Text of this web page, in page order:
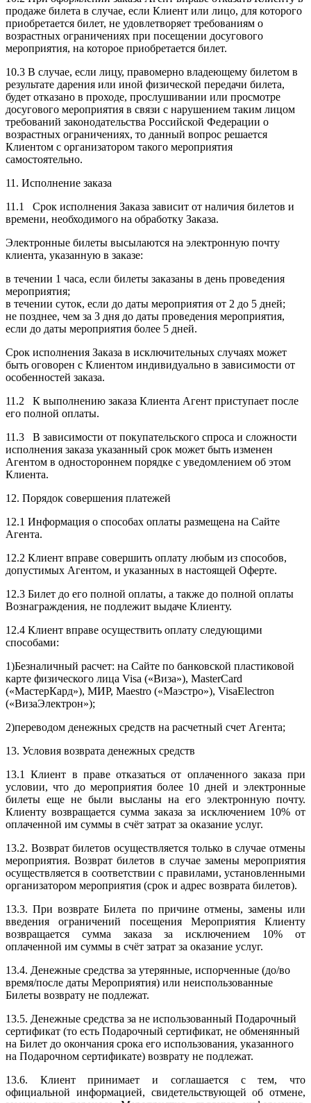
продаже билета в случае, если Клиент или лицо, для которого
приобретается билет, не удовлетворяет требованиям о
возрастных ограничениях при посещении досугового
мероприятия, на которое приобретается билет.
10.3 В случае, если лицу, правомерно владеющему билетом в
результате дарения или иной физической передачи билета,
будет отказано в проходе, прослушивании или просмотре
досугового мероприятия в связи с нарушением таким лицом
требований законодательства Российской Федерации о
возрастных ограничениях, то данный вопрос решается
Клиентом с организатором такого мероприятия
самостоятельно.
11. Исполнение заказа
11.1 Срок исполнения Заказа зависит от наличия билетов и
времени, необходимого на обработку Заказа.
Электронные билеты высылаются на электронную почту
клиента, указанную в заказе:
в течении 1 часа, если билеты заказаны в день проведения
мероприятия;
в течении суток, если до даты мероприятия от 2 до 5 дней;
не позднее, чем за 3 дня до даты проведения мероприятия,
если до даты мероприятия более 5 дней.
Срок исполнения Заказа в исключительных случаях может
быть оговорен с Клиентом индивидуально в зависимости от
особенностей заказа.
11.2 К выполнению заказа Клиента Агент приступает после
его полной оплаты.
11.3 В зависимости от покупательского спроса и сложности
исполнения заказа указанный срок может быть изменен
Агентом в одностороннем порядке с уведомлением об этом
Клиента.
12. Порядок совершения платежей
12.1 Информация о способах оплаты размещена на Сайте
Агента.
12.2 Клиент вправе совершить оплату любым из способов,
допустимых Агентом, и указанных в настоящей Оферте.
12.3 Билет до его полной оплаты, а также до полной оплаты
Вознаграждения, не подлежит выдаче Клиенту.
12.4 Клиент вправе осуществить оплату следующими
способами:
1)Безналичный расчет: на Сайте по банковской пластиковой
карте физического лица Visa («Виза»), MasterCard
(«МастерКард»), МИР, Maestro («Маэстро»), VisaElectron
(«ВизаЭлектрон»);
2)переводом денежных средств на расчетный счет Агента;
13. Условия возврата денежных средств
13.1 Клиент в праве отказаться от оплаченного заказа при
условии, что до мероприятия более 10 дней и электронные
билеты еще не были высланы на его электронную почту.
Клиенту возвращается сумма заказа за исключением 10% от
оплаченной им суммы в счёт затрат за оказание услуг.
13.2. Возврат билетов осуществляется только в случае отмены
мероприятия. Возврат билетов в случае замены мероприятия
осуществляется в соответствии с правилами, установленными
организатором мероприятия (срок и адрес возврата билетов).
13.3. При возврате Билета по причине отмены, замены или
введения ограничений посещения Мероприятия Клиенту
возвращается сумма заказа за исключением 10% от
оплаченной им суммы в счёт затрат за оказание услуг.
13.4. Денежные средства за утерянные, испорченные (до/во
время/после даты Мероприятия) или неиспользованные
Билеты возврату не подлежат.
13.5. Денежные средства за не использованный Подарочный
сертификат (то есть Подарочный сертификат, не обменянный
на Билет до окончания срока его использования, указанного
на Подарочном сертификате) возврату не подлежат.
13.6. Клиент принимает и соглашается с тем, что
официальной информацией, свидетельствующей об отмене,